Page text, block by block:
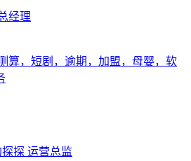
经理
算，短剧，逾期，加盟，母婴，软
探 运营总监